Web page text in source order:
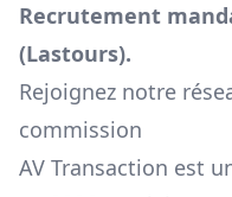
Recrutement
(Lastours).
Rejoignez notre
commission
AV Transaction est